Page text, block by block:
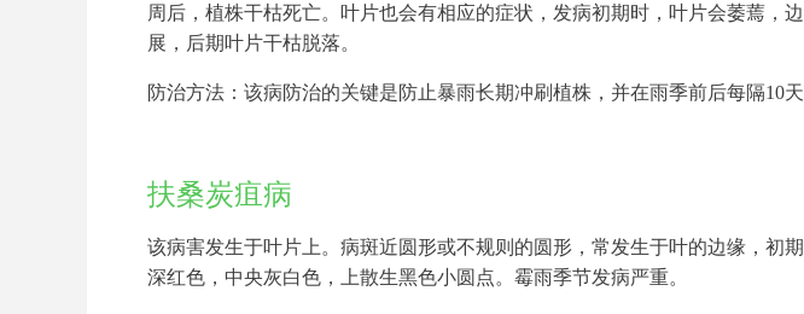
周后，植株干枯死亡。叶片也会有相应的症状，发病初期时，叶片会萎蔫，
展，后期叶片干枯脱落。
防治方法：该病防治的关键是防止暴雨长期冲刷植株，并在雨季前后每隔10天
扶桑炭疽病
该病害发生于叶片上。病斑近圆形或不规则的圆形，常发生于叶的边缘，初
深红色，中央灰白色，上散生黑色小圆点。霉雨季节发病严重。